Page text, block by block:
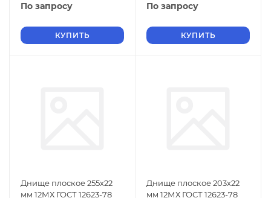
По запросу
КУПИТЬ
По запросу
КУПИТЬ
Днище плоское 255х22
мм 12МХ ГОСТ 12623-78
Днище плоское 203х22
мм 12МХ ГОСТ 12623-78